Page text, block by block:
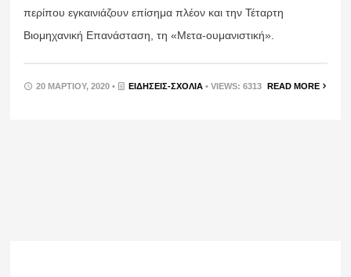
περίπου εγκαινιάζουν επίσημα πλέον και την Τέταρτη
Βιομηχανική Επανάσταση, τη «Μετα-ουμανιστική».
20 ΜΑΡΤΊΟΥ, 2020 • ΕΙΔΉΣΕΙΣ-ΣΧΟΛΙΑ • VIEWS: 6313 READ MORE